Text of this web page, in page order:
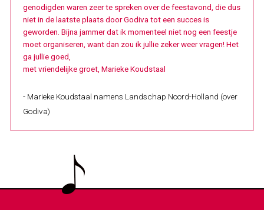
genodigden waren zeer te spreken over de feestavond, die dus
niet in de laatste plaats door Godiva tot een succes is
geworden. Bijna jammer dat ik momenteel niet nog een feestje
moet organiseren, want dan zou ik jullie zeker weer vragen! Het
ga jullie goed,
met vriendelijke groet, Marieke Koudstaal
- Marieke Koudstaal namens Landschap Noord-Holland (over
Godiva)